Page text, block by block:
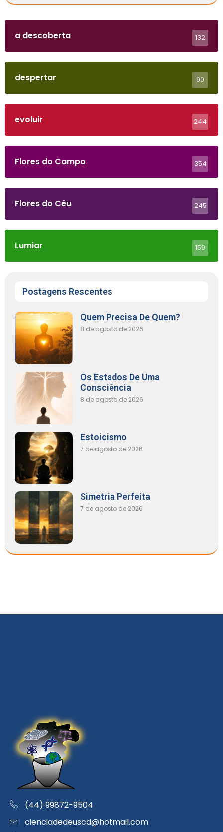
a descoberta 132
despertar 90
evoluir 244
Flores do Campo 354
Flores do Céu 245
Lumiar 159
Postagens Rescentes
Quem Precisa De Quem?
8 de agosto de 2026
Os Estados De Uma
Consciência
8 de agosto de 2026
Estoicismo
7 de agosto de 2026
Simetria Perfeita
7 de agosto de 2026
(44) 99872-9504
cienciadedeuscd@hotmail.com